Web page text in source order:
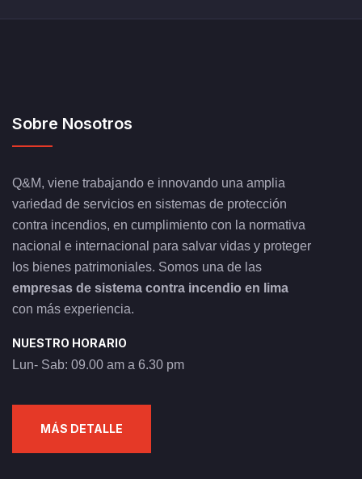
Sobre Nosotros
Q&M, viene trabajando e innovando una amplia
variedad de servicios en sistemas de protección
contra incendios, en cumplimiento con la normativa
nacional e internacional para salvar vidas y proteger
los bienes patrimoniales. Somos una de las
empresas de sistema contra incendio en lima
con más experiencia.
NUESTRO HORARIO
Lun- Sab: 09.00 am a 6.30 pm
MÁS DETALLE